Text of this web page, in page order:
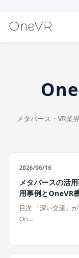
OneVR
メタバース・VR業
2026/06/16
メタバースの活
用事例とOneVR
目次 「深い交流」
On…